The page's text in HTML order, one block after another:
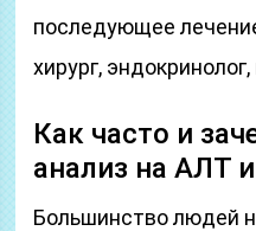
последующее
хирург,
Как часто и
анализ на АЛТ
Большинство людей